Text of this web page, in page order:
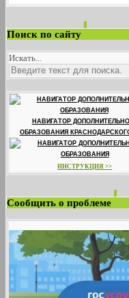
Поиск по сайту
Искать...
НАВИГАТОР
ОБРАЗОВАНИЯ
ИНСТРУКЦИЯ >>
Сообщить о проблеме